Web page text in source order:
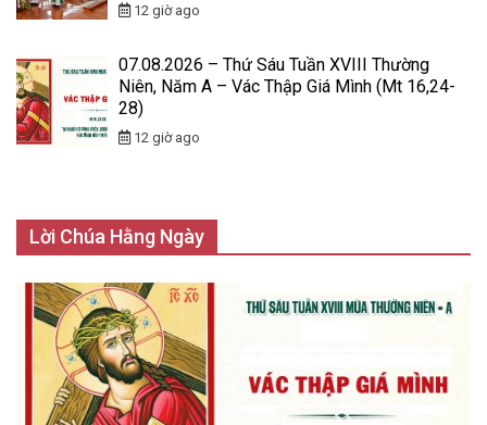
12 giờ ago
07.08.2026 – Thứ Sáu Tuần XVIII Thường
Niên, Năm A – Vác Thập Giá Mình (Mt 16,24-
28)
12 giờ ago
Lời Chúa Hằng Ngày